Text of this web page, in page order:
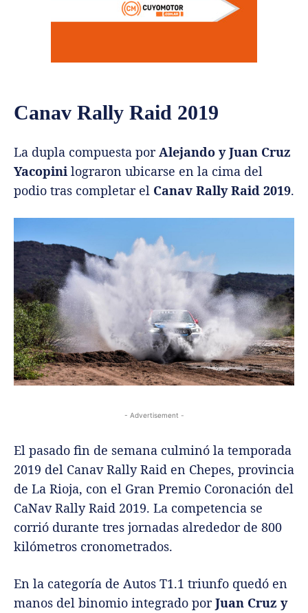
Canav Rally Raid 2019
La dupla compuesta porAlejando y Juan Cruz
Yacopini lograron ubicarse en la cima del
podio tras completar el Canav Rally Raid 2019.
- Advertisement -
El pasado fin de semana culminó la temporada
2019 del Canav Rally Raid en Chepes, provincia
de La Rioja, con el Gran Premio Coronación del
CaNav Rally Raid 2019. La competencia se
corrió durante tres jornadas alrededor de 800
kilómetros cronometrados.
En la categoría de Autos T1.1 triunfo quedó en
manos del binomio integrado porJuan Cruz y